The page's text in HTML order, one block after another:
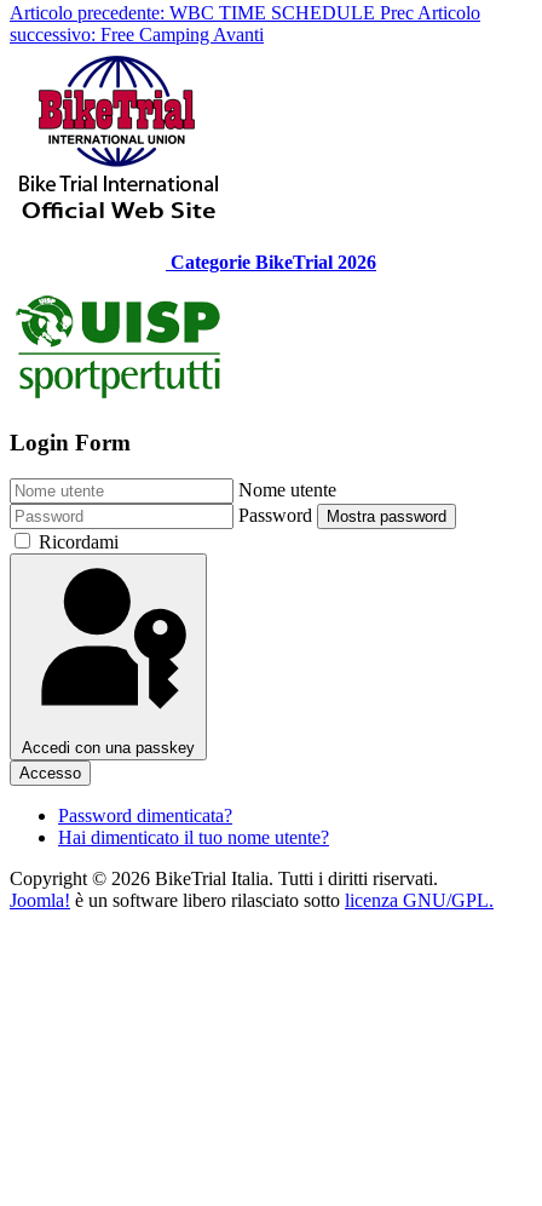
Articolo precedente: WBC TIME SCHEDULE Prec Articolo
successivo: Free Camping Avanti
Categorie BikeTrial 2026
Login Form
Nome utente
Password
Mostra password
Ricordami
Accedi con una passkey
Accesso
Password dimenticata?
Hai dimenticato il tuo nome utente?
Copyright © 2026 BikeTrial Italia. Tutti i diritti riservati.
Joomla! è un software libero rilasciato sotto licenza GNU/GPL.